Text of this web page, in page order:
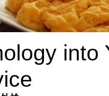
into